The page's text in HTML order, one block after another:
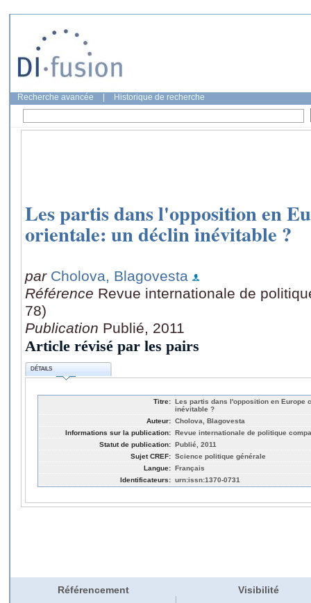
Recherche avancée Historique de recherche
Les partis dans l'opposition en
orientale: un déclin inévitable ?
par Cholova, Blagovesta
Référence Revue internationale de
78)
Publication Publié, 2011
Article révisé par les pairs
DÉTAILS
Titre: Les partis dans l'opposition en Europe
inévitable ?
Auteur: Cholova, Blagovesta
Informations sur la publication: Revue internationale de politique
Statut de publication: Publié, 2011
Sujet CREF: Science politique générale
Langue: Français
Identificateurs: urn:issn:1370-0731
Référencement Visibilité